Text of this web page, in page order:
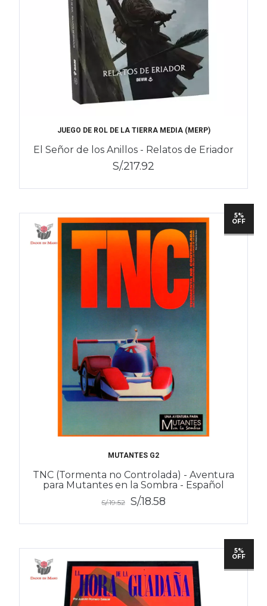
JUEGO DE ROL DE LA TIERRA MEDIA (MERP)
El Señor de los Anillos - Relatos de Eriador
S/.217.92
5%
OFF
MUTANTES G2
TNC (Tormenta no Controlada) - Aventura
para Mutantes en la Sombra - Español
S/.19.52 S/.18.58
5%
OFF